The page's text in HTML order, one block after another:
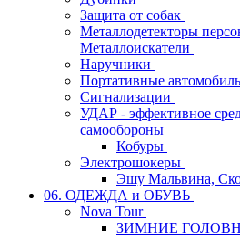
Защита от собак
Металлодетекторы
Металлоискатели
Наручники
Портативные
Сигнализации
УДАР - эффективное
самообороны
Кобуры
Электрошокеры
Эшу Мальвина,
06. ОДЕЖДА и ОБУВЬ
Nova Tour
ЗИМНИЕ